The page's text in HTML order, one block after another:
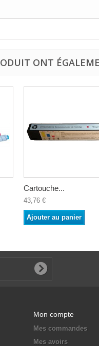
ONT
Cartouche...
43,76 €
Ajouter au panier
Mon compte
Mes commandes
Mes avoirs